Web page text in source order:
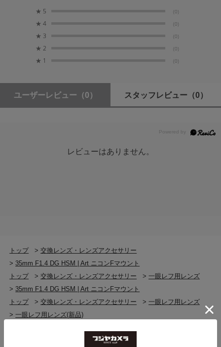
す。これらのガラスを効果的に使用、適切なパワー配置
により、残存色収差を極限まで補正し、優れた描写性能
を実現しています。
ディストーションを補正 、開放付近の美しいボケ描写が
可能に。レンズ第一面に採用した非球面レンズの効果に
より、ディストーションを補正しながらも周辺光量を確
タルコマフレアを良好に補正。画面周辺部の点光源のに
じみも少なく、軸上色収差を極限まで補正。夜景・天体
写真にも向いています。開放付近の美しいボケを得るこ
ができます。
素材、ユーザビリティ、機能すべてに洗練 撮
影者にとっての本質機能を追求、高度に融合さ
せた設計
新しいレンズラインでは、付属フードの接続部にラバー
を採用。レンズキャップ、AF/MF切り替えスイッチも一
新するなど、撮り手の直観的な要求に応えうる、エキッ
絞り羽根枚数
最小絞り
最大径 × 長さ
シグマ SA マウント：Φ77mm × 94.0mm
L マウント：Φ77mm × 118mm
ソニー E マウント：Φ77mm × 120mm
※長さはレンズ先端からマウント面までの距離で
す。
シグマ SA マウント：665g
★ 5 (0)
★ 4 (0)
★ 3 (0)
★ 2 (0)
★ 1 (0)
ユーザーレビュー （0） スタッフレビュー （0）
レビューはありません。
トップ >交換レンズ・レンズアクセサリー
> 35mm F1.4 DG HSM | Art ニコンFマウント
トップ
>交換レンズ・レンズアクセサリー > 一眼レフ用レンズ
> 35mm F1.4 DG HSM | Art ニコンFマウント
トップ
>交換レンズ・レンズアクセサリー > 一眼レフ用レンズ
> 一眼レフ用レンズ(新品)
交換レンズ・レンズアクセサリー